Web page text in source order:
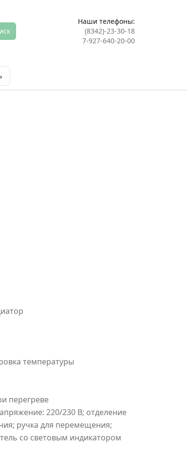
Наши телефоны:
(8342)-23-30-18
7-927-640-20-00
температуры
перегреве
220/230 В; отделение
ручка для перемещения;
со световым индикатором